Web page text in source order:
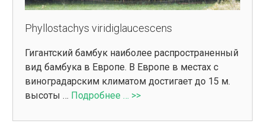
Phyllostachys viridiglaucescens
Гигантский бамбук наиболее распространенный
вид бамбука в Европе. В Европе в местах с
виноградарским климатом достигает до 15 м.
высоты … Подробнее … >>